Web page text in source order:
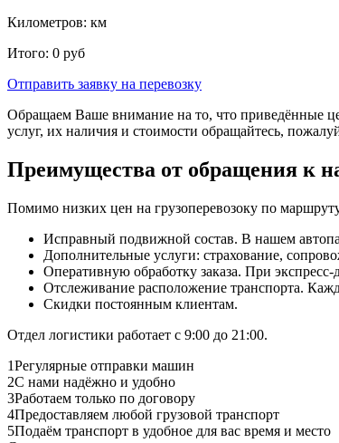
Километров: км
Итого: 0 руб
Отправить заявку на перевозку
Обращаем Ваше внимание на то, что приведённые
услуг, их наличия и стоимости обращайтесь,
Преимущества от обращения к
Помимо низких цен на грузоперевозоку по
Исправный подвижной состав. В нашем
Дополнительные услуги: страхование,
Оперативную обработку заказа. При
Отслеживание расположение транспорта.
Скидки постоянным клиентам.
Отдел логистики работает с 9:00 до 21:00.
1Регулярные отправки машин
2С нами надёжно и удобно
3Работаем только по договору
4Предоставляем любой грузовой транспорт
5Подаём транспорт в удобное для вас время и место